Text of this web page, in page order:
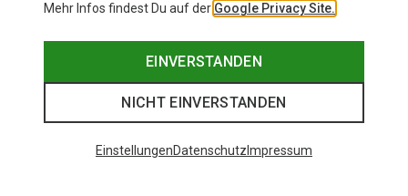
Mehr Infos findest Du auf der Google Privacy Site.
EINVERSTANDEN
NICHT EINVERSTANDEN
EinstellungenDatenschutz Impressum